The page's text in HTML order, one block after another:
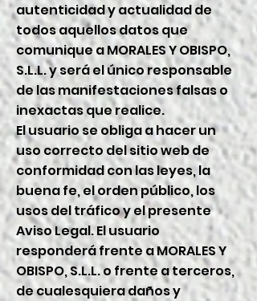
autenticidad y actualidad de
todos aquellos datos que
comunique a MORALES Y OBISPO,
S.L.L. y será el único responsable
de las manifestaciones falsas o
inexactas que realice.
El usuario se obliga a hacer un
uso correcto del sitio web de
conformidad con las leyes, la
buena fe, el orden público, los
usos del tráfico y el presente
Aviso Legal. El usuario
responderá frente a MORALES Y
OBISPO, S.L.L. o frente a terceros,
de cualesquiera daños y